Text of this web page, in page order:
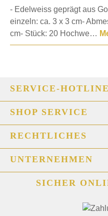
- Edelweiss geprägt aus
einzeln: ca. 3 x 3 cm-
cm- Stück: 20 Hochwe…
SERVICE-HOTLINE
SHOP SERVICE
RECHTLICHES
UNTERNEHMEN
SICHER